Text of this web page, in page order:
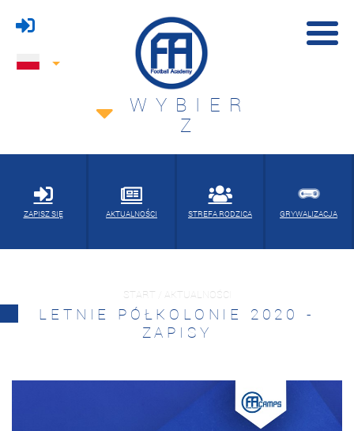
WYBIER
Z
ZAPISZ SIĘ AKTUALNOŚCI STREFA RODZICA GRYWALIZACJA
START / AKTUALNOŚCI
LETNIE PÓŁKOLONIE 2020 -
ZAPISY